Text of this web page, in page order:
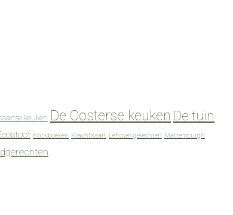
keuken De Oosterse keuken De tuin
Kookboeken Krachtkaart Leftover gerechten Mattemburgh